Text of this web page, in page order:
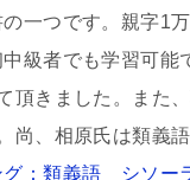
一つです。親字1
級者でも学習可
頂きました。また
尚、相原氏は類義
グ：類義語 シソ